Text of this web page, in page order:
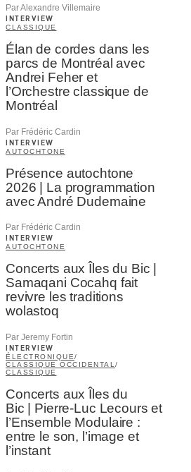
Par Alexandre Villemaire
INTERVIEW
CLASSIQUE
Élan de cordes dans les
parcs de Montréal avec
Andrei Feher et
l’Orchestre classique de
Montréal
Par Frédéric Cardin
INTERVIEW
AUTOCHTONE
Présence autochtone
2026 | La programmation
avec André Dudemaine
Par Frédéric Cardin
INTERVIEW
AUTOCHTONE
Concerts aux Îles du Bic |
Samaqani Cocahq fait
revivre les traditions
wolastoq
Par Jeremy Fortin
INTERVIEW
ÉLECTRONIQUE/
CLASSIQUE OCCIDENTAL /
CLASSIQUE
Concerts aux Îles du
Bic | Pierre-Luc Lecours et
l’Ensemble Modulaire :
entre le son, l’image et
l’instant